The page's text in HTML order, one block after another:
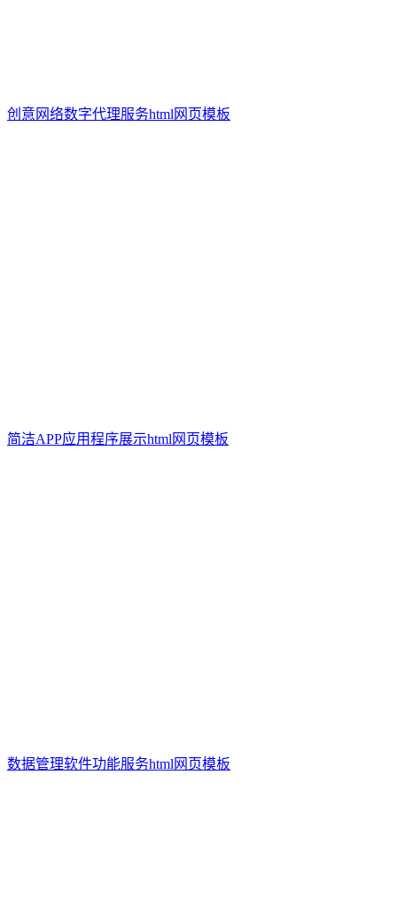
创意网络数字代理服务html网页模板
简洁APP应用程序展示html网页模板
数据管理软件功能服务html网页模板